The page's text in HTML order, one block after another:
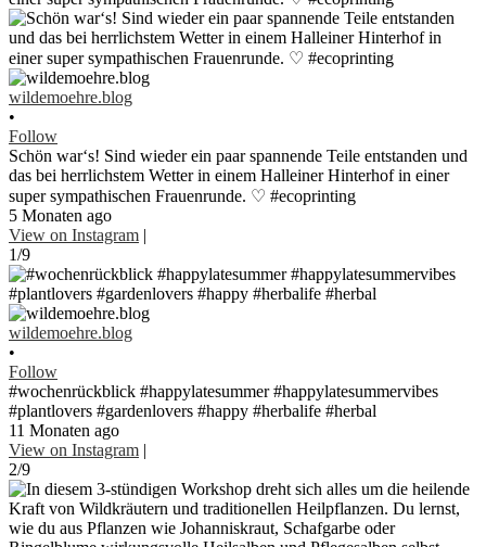
wildemoehre.blog
•
Follow
Schön war‘s! Sind wieder ein paar spannende Teile entstanden und
das bei herrlichstem Wetter in einem Halleiner Hinterhof in einer
super sympathischen Frauenrunde. ♡ #ecoprinting
5 Monaten ago
View on Instagram |
1/9
wildemoehre.blog
•
Follow
#wochenrückblick #happylatesummer #happylatesummervibes
#plantlovers #gardenlovers #happy #herbalife #herbal
11 Monaten ago
View on Instagram |
2/9